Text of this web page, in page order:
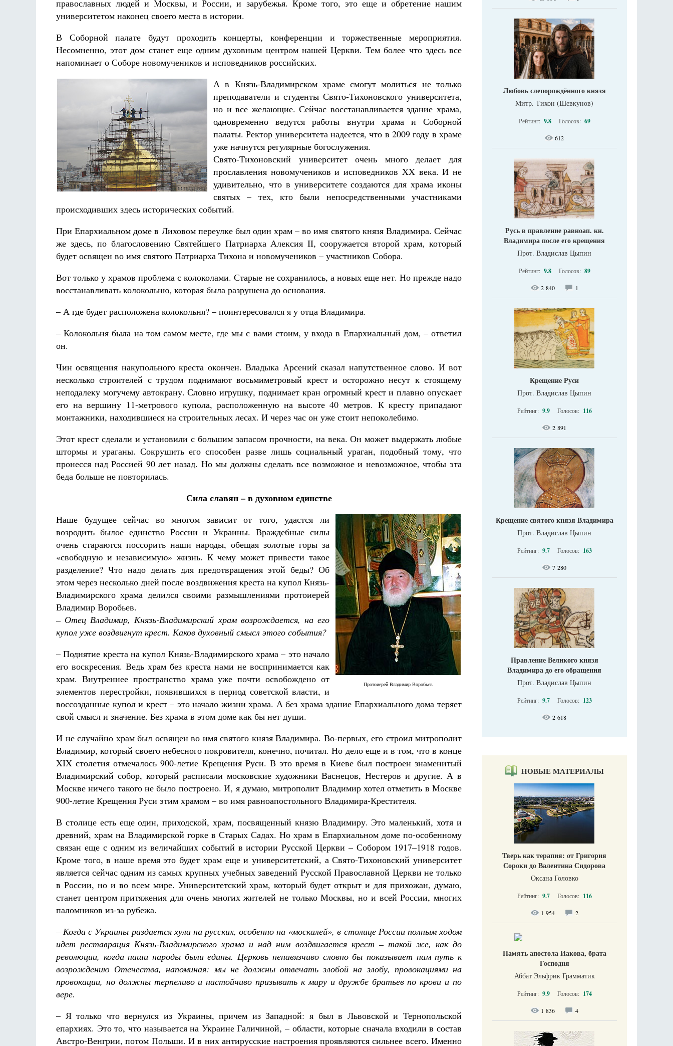
православных людей и Москвы, и России, и зарубежья. Кроме того, это еще и обретение нашим
университетом наконец своего места в истории.
В Соборной палате будут проходить концерты, конференции и торжественные мероприятия.
Несомненно, этот дом станет еще одним духовным центром нашей Церкви. Тем более что здесь все
напоминает о Соборе новомучеников и исповедников российских.
А в Князь-Владимирском храме смогут молиться не только
преподаватели и студенты Свято-Тихоновского университета,
но и все желающие. Сейчас восстанавливается здание храма,
одновременно ведутся работы внутри храма и Соборной
палаты. Ректор университета надеется, что в 2009 году в храме
уже начнутся регулярные богослужения.
Свято-Тихоновский университет очень много делает для
прославления новомучеников и исповедников XX века. И не
удивительно, что в университете создаются для храма иконы
святых – тех, кто были непосредственными участниками
происходивших здесь исторических событий.
При Епархиальном доме в Лиховом переулке был один храм – во имя святого князя Владимира. Сейчас
же здесь, по благословению Святейшего Патриарха Алексия II, сооружается второй храм, который
будет освящен во имя святого Патриарха Тихона и новомучеников – участников Собора.
Вот только у храмов проблема с колоколами. Старые не сохранилось, а новых еще нет. Но прежде надо
восстанавливать колокольню, которая была разрушена до основания.
– А где будет расположена колокольня? – поинтересовался я у отца Владимира.
– Колокольня была на том самом месте, где мы с вами стоим, у входа в Епархиальный дом, – ответил
он.
Чин освящения накупольного креста окончен. Владыка Арсений сказал напутственное слово. И вот
несколько строителей с трудом поднимают восьмиметровый крест и осторожно несут к стоящему
неподалеку могучему автокрану. Словно игрушку, поднимает кран огромный крест и плавно опускает
его на вершину 11-метрового купола, расположенную на высоте 40 метров. К кресту припадают
монтажники, находившиеся на строительных лесах. И через час он уже стоит непоколебимо.
Этот крест сделали и установили с большим запасом прочности, на века. Он может выдержать любые
штормы и ураганы. Сокрушить его способен разве лишь социальный ураган, подобный тому, что
пронесся над Россией 90 лет назад. Но мы должны сделать все возможное и невозможное, чтобы эта
беда больше не повторилась.
Сила славян – в духовном единстве
Протоиерей Владимир Воробьев
Наше будущее сейчас во многом зависит от того, удастся ли
возродить былое единство России и Украины. Враждебные силы
очень стараются поссорить наши народы, обещая золотые горы за
«свободную и независимую» жизнь. К чему может привести такое
разделение? Что надо делать для предотвращения этой беды? Об
этом через несколько дней после воздвижения креста на купол Князь-
Владимирского храма делился своими размышлениями протоиерей
Владимир Воробьев.
– Отец Владимир, Князь-Владимирский храм возрождается, на его
купол уже воздвигнут крест. Каков духовный смысл этого события?
– Поднятие креста на купол Князь-Владимирского храма – это начало
его воскресения. Ведь храм без креста нами не воспринимается как
храм. Внутреннее пространство храма уже почти освобождено от
элементов перестройки, появившихся в период советской власти, и
воссозданные купол и крест – это начало жизни храма. А без храма здание Епархиального дома теряет
свой смысл и значение. Без храма в этом доме как бы нет души.
И не случайно храм был освящен во имя святого князя Владимира. Во-первых, его строил митрополит
Владимир, который своего небесного покровителя, конечно, почитал. Но дело еще и в том, что в конце
XIX столетия отмечалось 900-летие Крещения Руси. В это время в Киеве был построен знаменитый
Владимирский собор, который расписали московские художники Васнецов, Нестеров и другие. А в
Москве ничего такого не было построено. И, я думаю, митрополит Владимир хотел отметить в Москве
900-летие Крещения Руси этим храмом – во имя равноапостольного Владимира-Крестителя.
В столице есть еще один, приходской, храм, посвященный князю Владимиру. Это маленький, хотя и
древний, храм на Владимирской горке в Старых Садах. Но храм в Епархиальном доме по-особенному
связан еще с одним из величайших событий в истории Русской Церкви – Собором 1917–1918 годов.
Кроме того, в наше время это будет храм еще и университетский, а Свято-Тихоновский университет
является сейчас одним из самых крупных учебных заведений Русской Православной Церкви не только
в России, но и во всем мире. Университетский храм, который будет открыт и для прихожан, думаю,
станет центром притяжения для очень многих жителей не только Москвы, но и всей России, многих
паломников из-за рубежа.
– Когда с Украины раздается хула на русских, особенно на «москалей», в столице России полным ходом
идет реставрация Князь-Владимирского храма и над ним воздвигается крест – такой же, как до
революции, когда наши народы были едины. Церковь ненавязчиво словно бы показывает нам путь к
возрождению Отечества, напоминая: мы не должны отвечать злобой на злобу, провокациями на
провокации, но должны терпеливо и настойчиво призывать к миру и дружбе братьев по крови и по
вере.
– Я только что вернулся из Украины, причем из Западной: я был в Львовской и Тернопольской
епархиях. Это то, что называется на Украине Галичиной, – области, которые сначала входили в состав
Австро-Венгрии, потом Польши. И в них антирусские настроения проявляются сильнее всего. Именно
Любовь слепорождённого князя
Митр. Тихон (Шевкунов)
Рейтинг: 9.8 Голосов: 69
612
Русь в правление равноап. кн.
Владимира после его крещения
Прот. Владислав Цыпин
Рейтинг: 9.8 Голосов: 89
2 840 1
Крещение Руси
Прот. Владислав Цыпин
Рейтинг: 9.9 Голосов: 116
2 891
Крещение святого князя Владимира
Прот. Владислав Цыпин
Рейтинг: 9.7 Голосов: 163
7 280
Правление Великого князя
Владимира до его обращения
Прот. Владислав Цыпин
Рейтинг: 9.7 Голосов: 123
2 618
НОВЫЕ МАТЕРИАЛЫ
Тверь как терапия: от Григория
Сороки до Валентина Сидорова
Оксана Головко
Рейтинг: 9.7 Голосов: 116
1 954 2
Память апостола Иакова, брата
Господня
Аббат Эльфрик Грамматик
Рейтинг: 9.9 Голосов: 174
1 836 4